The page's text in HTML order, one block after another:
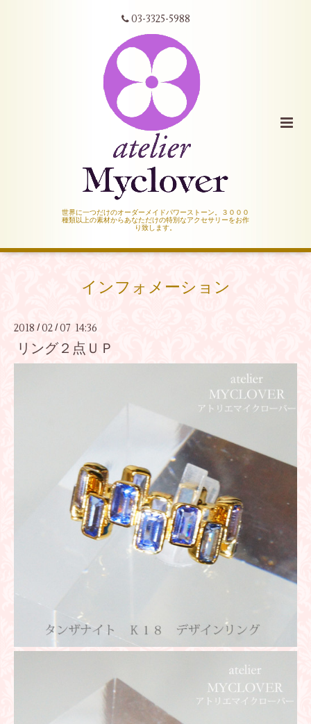
03-3325-5988
世界に一つだけのオーダーメイドパワーストーン。３０００
種類以上の素材からあなただけの特別なアクセサリーをお作
り致します。
インフォメーション
2018 / 02 /07 14:36
リング２点ＵＰ